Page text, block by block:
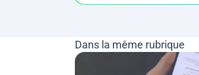
Dans la même rubrique